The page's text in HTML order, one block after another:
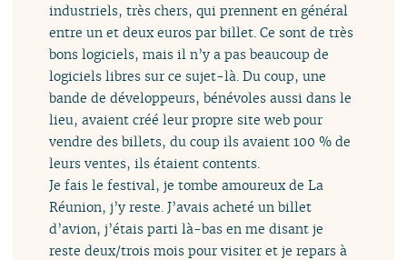
industriels, très chers, qui prennent en général
entre un et deux euros par billet. Ce sont de très
bons logiciels, mais il n’y a pas beaucoup de
logiciels libres sur ce sujet-là. Du coup, une
bande de développeurs, bénévoles aussi dans le
lieu, avaient créé leur propre site web pour
vendre des billets, du coup ils avaient 100 % de
leurs ventes, ils étaient contents.
Je fais le festival, je tombe amoureux de La
Réunion, j’y reste. J’avais acheté un billet
d’avion, j’étais parti là-bas en me disant je
reste deux/trois mois pour visiter et je repars à